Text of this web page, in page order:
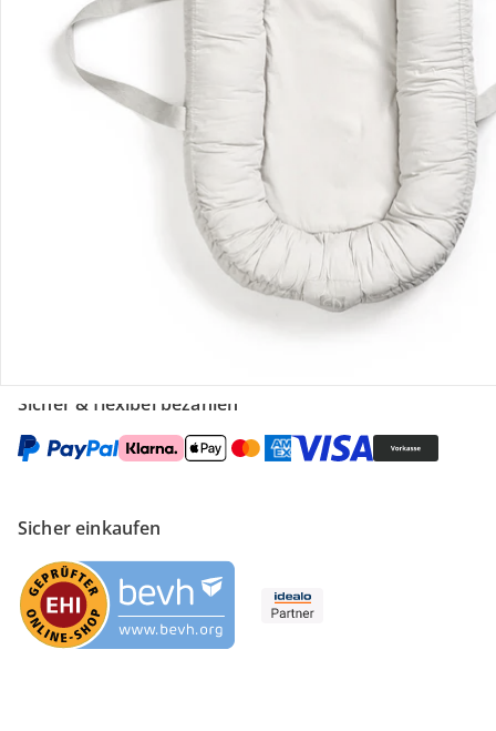
Gutscheine & Aktionen
Kontakt & Service
Filialen & Beratung
Sicher & flexibel bezahlen
Sicher einkaufen